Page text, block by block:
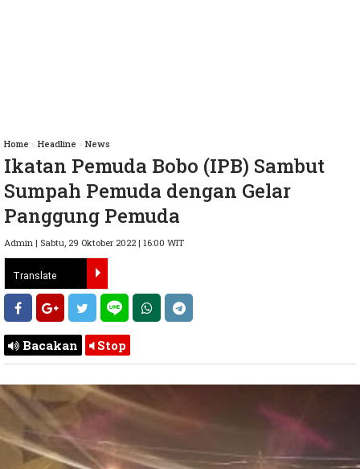
Home » Headline » News
Ikatan Pemuda Bobo (IPB) Sambut
Sumpah Pemuda dengan Gelar
Panggung Pemuda
Admin | Sabtu, 29 Oktober 2022 | 16:00 WIT
Bacakan Stop